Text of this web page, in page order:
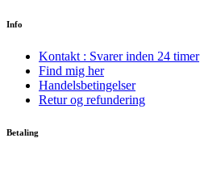
Info
Kontakt : Svarer inden 24 timer
Find mig her
Handelsbetingelser
Retur og refundering
Betaling